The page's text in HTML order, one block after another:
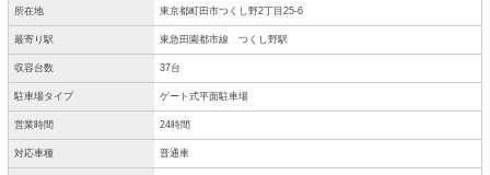
所在地 東京都町田市つくし野2丁目25-6
最寄り駅 東急田園都市線 つくし野駅
収容台数 37台
駐車場タイプ ゲート式平面駐車場
営業時間 24時間
対応車種 普通車